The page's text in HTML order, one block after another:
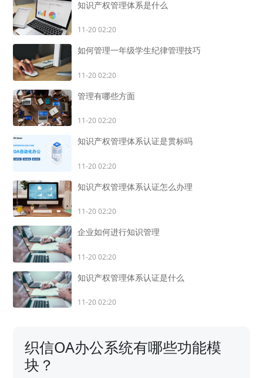
知识产权管理体系是什么
11-20 02:20
如何管理一年级学生纪律管理技巧
11-20 02:20
管理有哪些方面
11-20 02:20
知识产权管理体系认证是贯标吗
11-20 02:20
知识产权管理体系认证怎么办理
11-20 02:20
企业如何进行知识管理
11-20 02:20
知识产权管理体系认证是什么
11-20 02:20
织信OA办公系统有哪些功能模
块？